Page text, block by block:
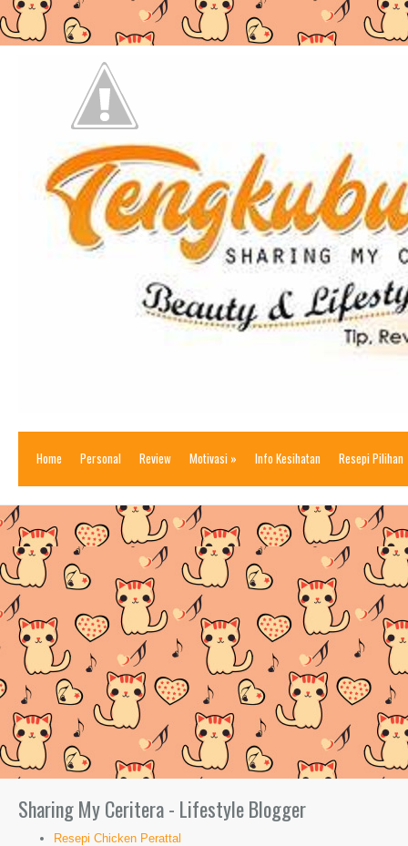
Home Personal Review Motivasi » Info Kesihatan Resepi Pilihan
Sharing My Ceritera - Lifestyle Blogger
Resepi Chicken Perattal